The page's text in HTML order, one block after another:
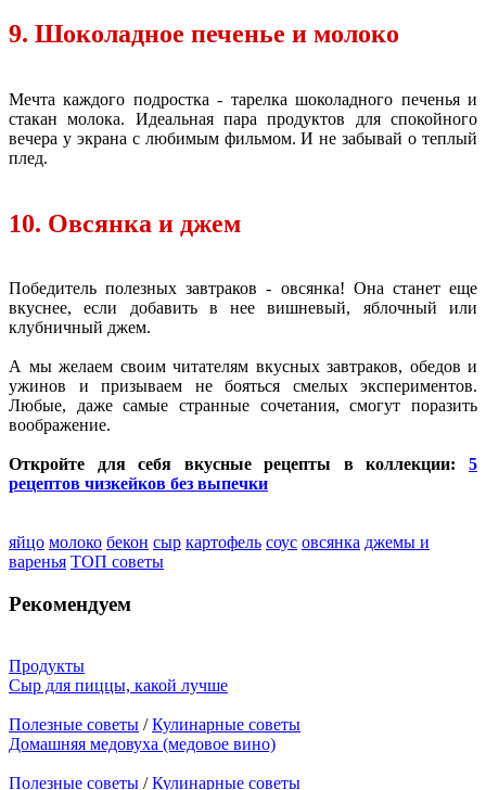
9. Шоколадное печенье и молоко
Мечта каждого подростка - тарелка шоколадного печенья и
стакан молока. Идеальная пара продуктов для спокойного
вечера у экрана с любимым фильмом. И не забывай о теплый
плед.
10. Овсянка и джем
Победитель полезных завтраков - овсянка! Она станет еще
вкуснее, если добавить в нее вишневый, яблочный или
клубничный джем.
А мы желаем своим читателям вкусных завтраков, обедов и
ужинов и призываем не бояться смелых экспериментов.
Любые, даже самые странные сочетания, смогут поразить
воображение.
Откройте для себя вкусные рецепты в коллекции: 5
рецептов чизкейков без выпечки
яйцо молоко бекон сыр картофель соус овсянка джемы и
варенья ТОП советы
Рекомендуем
Продукты
Сыр для пиццы, какой лучше
Полезные советы /Кулинарные советы
Домашняя медовуха (медовое вино)
Полезные советы /Кулинарные советы